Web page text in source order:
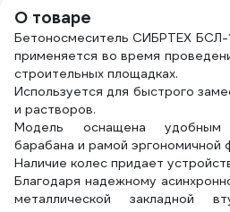
О товаре
Бетоносмеситель СИБРТЕХ
применяется во время
строительных площадках.
Используется для быстрого
и растворов.
Модель оснащена удобным
барабана и рамой эргономичной
Наличие колес придает
Благодаря надежному
металлической закладной